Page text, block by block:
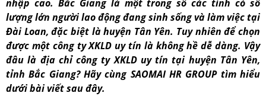
nhập cao. Bắc Giang là một trong số các tỉnh có số
lượng lớn người lao động đang sinh sống và làm việc tại
Đài Loan, đặc biệt là huyện Tân Yên. Tuy nhiên để chọn
được một công ty XKLD uy tín là không hề dễ dàng. Vậy
đâu là địa chỉ công ty XKLD uy tín tại huyện Tân Yên,
tỉnh Bắc Giang? Hãy cùng SAOMAI HR GROUP tìm hiểu
dưới bài viết sau đây.